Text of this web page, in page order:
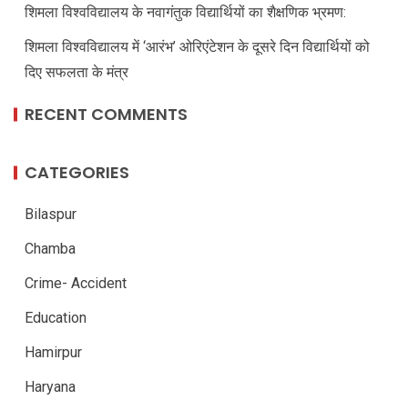
शिमला विश्वविद्यालय के नवागंतुक विद्यार्थियों का शैक्षणिक भ्रमण:
शिमला विश्वविद्यालय में ‘आरंभ’ ओरिएंटेशन के दूसरे दिन विद्यार्थियों को
दिए सफलता के मंत्र
RECENT COMMENTS
CATEGORIES
Bilaspur
Chamba
Crime- Accident
Education
Hamirpur
Haryana